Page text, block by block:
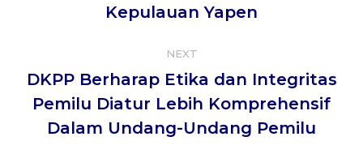
Kepulauan Yapen
NEXT
Next
DKPP Berharap Etika dan Integritas
Pemilu Diatur Lebih Komprehensif
Dalam Undang-Undang Pemilu